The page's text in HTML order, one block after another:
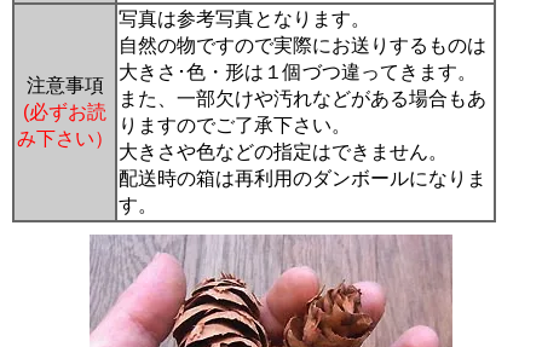
注意事項
(必ずお読
み下さい）
写真は参考写真となります。
自然の物ですので実際にお送りするものは
大きさ･色・形は１個づつ違ってきます。
また、一部欠けや汚れなどがある場合もあ
りますのでご了承下さい。
大きさや色などの指定はできません。
配送時の箱は再利用のダンボールになりま
す。